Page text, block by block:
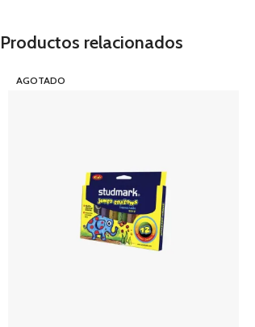
Productos relacionados
AGOTADO